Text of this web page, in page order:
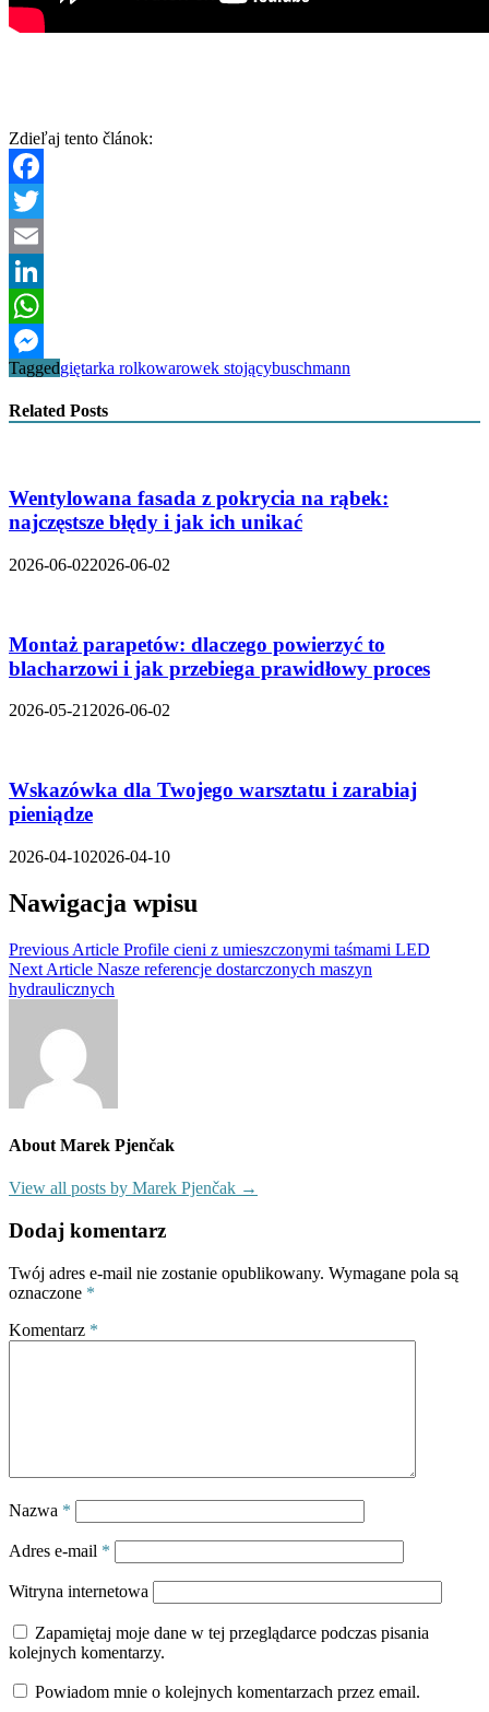
Zdieľaj tento článok:
Facebook
Twitter
Email
LinkedIn
WhatsApp
Messenger
Taggedgiętarka rolkowarowek stojącybuschmann
Related Posts
Wentylowana fasada z pokrycia na rąbek:
najczęstsze błędy i jak ich unikać
2026-06-022026-06-02
Montaż parapetów: dlaczego powierzyć to
blacharzowi i jak przebiega prawidłowy proces
2026-05-21 2026-06-02
Wskazówka dla Twojego warsztatu i zarabiaj
pieniądze
2026-04-102026-04-10
Nawigacja wpisu
Previous Article Profile cieni z umieszczonymi taśmami LED
Next Article Nasze referencje dostarczonych maszyn
hydraulicznych
About Marek Pjenčak
View all posts by Marek Pjenčak →
Dodaj komentarz
Twój adres e-mail nie zostanie opublikowany. Wymagane pola są
oznaczone *
Komentarz *
Nazwa *
Adres e-mail *
Witryna internetowa
Zapamiętaj moje dane w tej przeglądarce podczas pisania
kolejnych komentarzy.
Powiadom mnie o kolejnych komentarzach przez email.